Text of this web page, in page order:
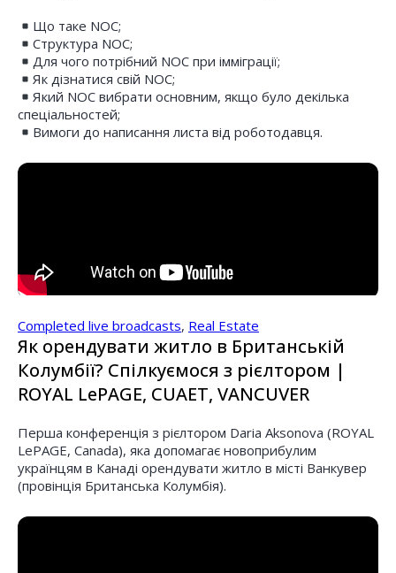
Що таке NOC;
Структура NOC;
Для чого потрібний NOC при імміграції;
Як дізнатися свій NOC;
Який NOC вибрати основним, якщо було декілька
спеціальностей;
Вимоги до написання листа від роботодавця.
Completed live broadcasts, Real Estate
Як орендувати житло в Британській
Колумбії? Спілкуємося з рієлтором |
ROYAL LePAGE, CUAET, VANCUVER
Перша конференція з рієлтором Daria Aksonova (ROYAL
LePAGE, Canada), яка допомагає новоприбулим
українцям в Канаді орендувати житло в місті Ванкувер
(провінція Британська Колумбія).